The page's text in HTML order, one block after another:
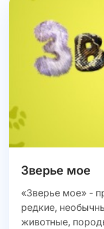
Зверье мое
«Зверье мое» -
редкие,
животные,